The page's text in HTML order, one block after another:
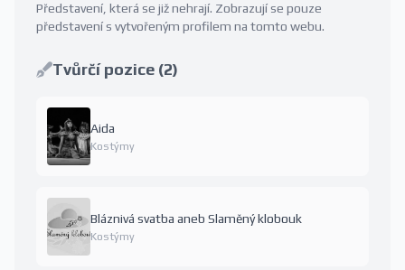
Představení, která se již nehrají. Zobrazují se pouze
představení s vytvořeným profilem na tomto webu.
Tvůrčí pozice (2)
Aida
Kostýmy
Bláznivá svatba aneb Slaměný klobouk
Kostýmy